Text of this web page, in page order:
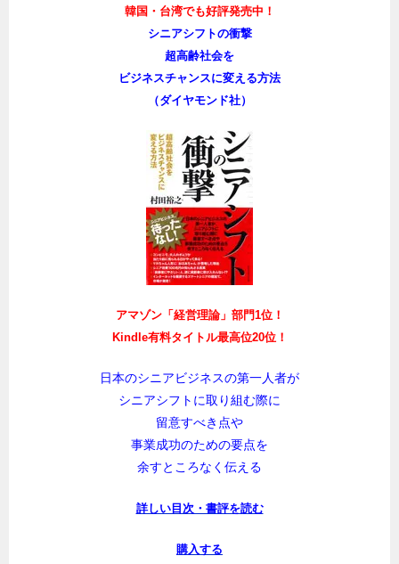
韓国・台湾でも好評発売中！
シニアシフトの衝撃
超高齢社会を
ビジネスチャンスに変える方法
（ダイヤモンド社）
アマゾン「経営理論」部門1位！
Kindle有料タイトル最高位20位！
日本のシニアビジネスの第一人者が
シニアシフトに取り組む際に
留意すべき点や
事業成功のための要点を
余すところなく伝える
詳しい目次・書評を読む
購入する